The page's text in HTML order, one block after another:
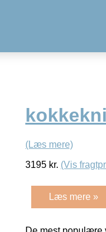
(Læs mere)
3195 kr. (Vis
Læs mere »